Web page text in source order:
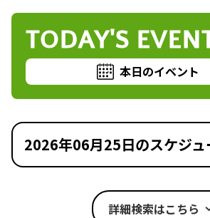
TODAY'S
本日のイベント
2026年06月25日のスケジュ
詳細検索はこちら